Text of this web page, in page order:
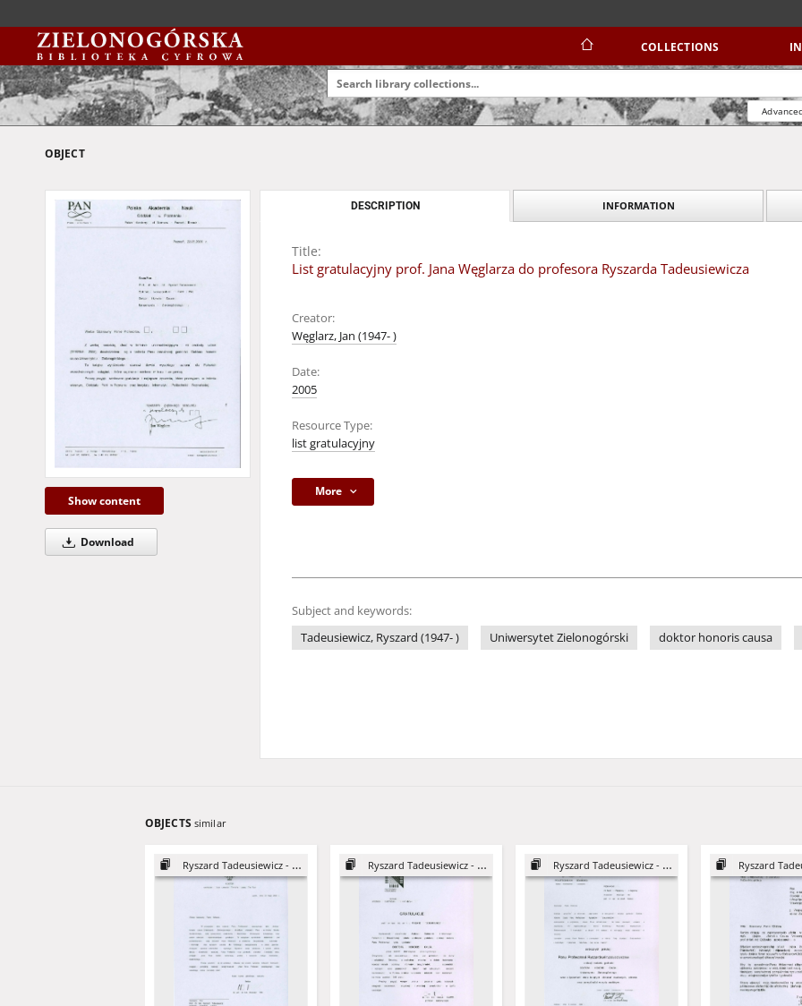
COLLECTIONS
OBJECT
Show content
Download
DESCRIPTION INFORMATION
Title:
List gratulacyjny prof. Jana Węglarza do profesora Ryszarda Tadeusiewicza
Creator:
Węglarz, Jan (1947- )
Date:
2005
Resource Type:
list gratulacyjny
More
Subject and keywords:
Tadeusiewicz, Ryszard (1947- )
Uniwersytet Zielonogórski doktor honoris causa
OBJECTS similar
Ryszard Tadeusiewicz - DHC Ryszard Tadeusiewicz - DHC Ryszard Tadeusiewicz - DHC Ryszard